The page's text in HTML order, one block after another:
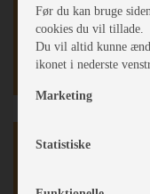
Stort Skylight
Senge mål:150
Sovepladser
Auto Camper
Automatgear
Før du kan bruge
cookies du vil tillade.
Du vil altid kunne
ikonet i nederste
Marketing
Statistiske